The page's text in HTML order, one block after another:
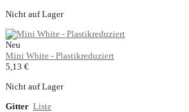
Nicht auf Lager
Neu
Mini White - Plastikreduziert
5,13 €
Nicht auf Lager
Gitter Liste